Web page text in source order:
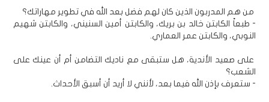
من هم المدربون الذين كان لهم فضل بعد الله في تطوير مهاراتك؟
- طبعاً الكابتن خالد بن بريك، والكابتن أمين السنيني، والكابتن شهيم
النوبي، والكابتن عمر العماري.
على صعيد الأندية، هل ستبقى مع ناديك التضامن أم أن عينك على
الشعب؟
- ستعرف بإذن الله فيما بعد، لأنني لا أريد أن أسبق الأحداث.